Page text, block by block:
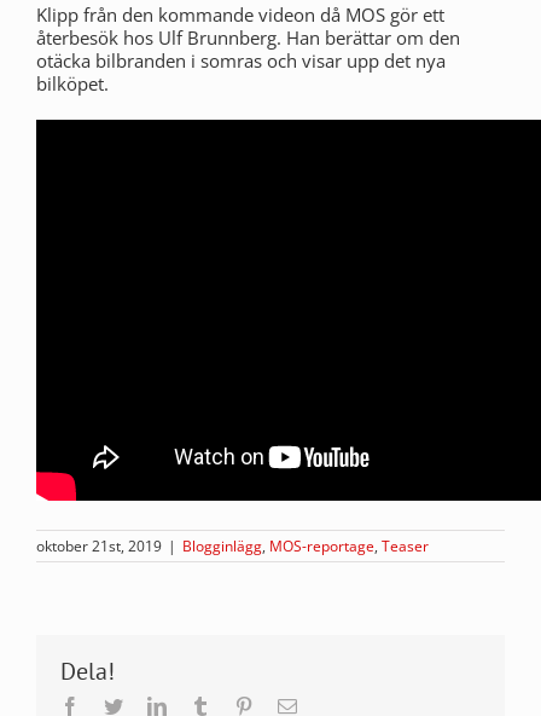
Klipp från den kommande videon då MOS gör ett
återbesök hos Ulf Brunnberg. Han berättar om den
otäcka bilbranden i somras och visar upp det nya
bilköpet.
oktober 21st, 2019 | Blogginlägg, MOS-reportage, Teaser
Dela!
Facebook
TwitterLinkedInTumblr Pinterest
E-